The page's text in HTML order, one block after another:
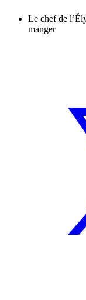
Le chef de
manger